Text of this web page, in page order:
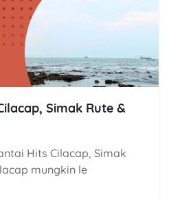
Simak Rute &
Hits Cilacap, Simak
mungkin le